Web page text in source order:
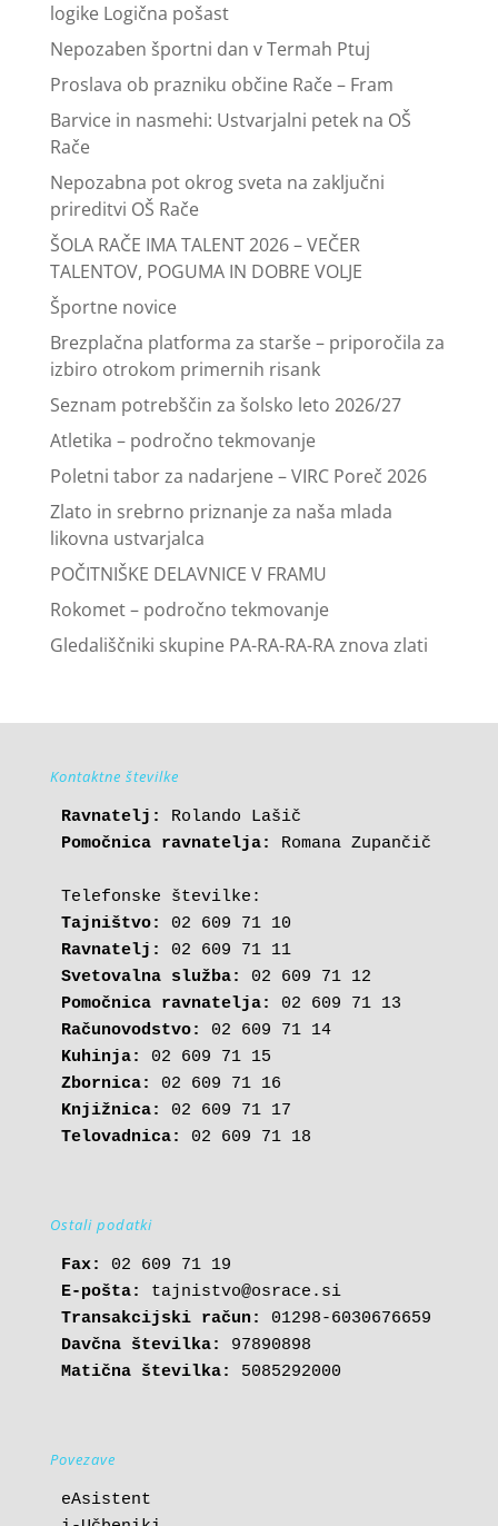
logike Logična pošast
Nepozaben športni dan v Termah Ptuj
Proslava ob prazniku občine Rače – Fram
Barvice in nasmehi: Ustvarjalni petek na OŠ
Rače
Nepozabna pot okrog sveta na zaključni
prireditvi OŠ Rače
ŠOLA RAČE IMA TALENT 2026 – VEČER
TALENTOV, POGUMA IN DOBRE VOLJE
Športne novice
Brezplačna platforma za starše – priporočila za
izbiro otrokom primernih risank
Seznam potrebščin za šolsko leto 2026/27
Atletika – področno tekmovanje
Poletni tabor za nadarjene – VIRC Poreč 2026
Zlato in srebrno priznanje za naša mlada
likovna ustvarjalca
POČITNIŠKE DELAVNICE V FRAMU
Rokomet – področno tekmovanje
Gledališčniki skupine PA-RA-RA-RA znova zlati
Kontaktne številke
Ravnatelj:
Pomočnica ravnatelja:
Romana Zupančič
Tajništvo:
Ravnatelj:
02 609 71 11
Svetovalna služba:
Pomočnica ravnatelja:
Računovodstvo:
02 609 71 14
Kuhinja:
Zbornica:
Knjižnica:
Telovadnica:
02 609 71 18
Ostali podatki
Fax:
E-pošta: tajnistvo@osrace.si
Transakcijski račun:
Davčna številka:
Matična številka:
5085292000
Povezave
eAsistent